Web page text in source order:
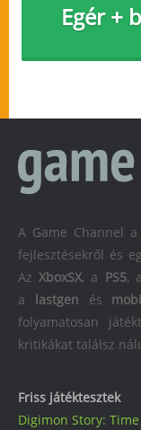
Egér +
Friss játéktesztek
Digimon Story:
A Game Channel
fejlesztésekről és
AzXboxSX, a PS5, a
a lastgen és
folyamatosan
kritikákat találsz